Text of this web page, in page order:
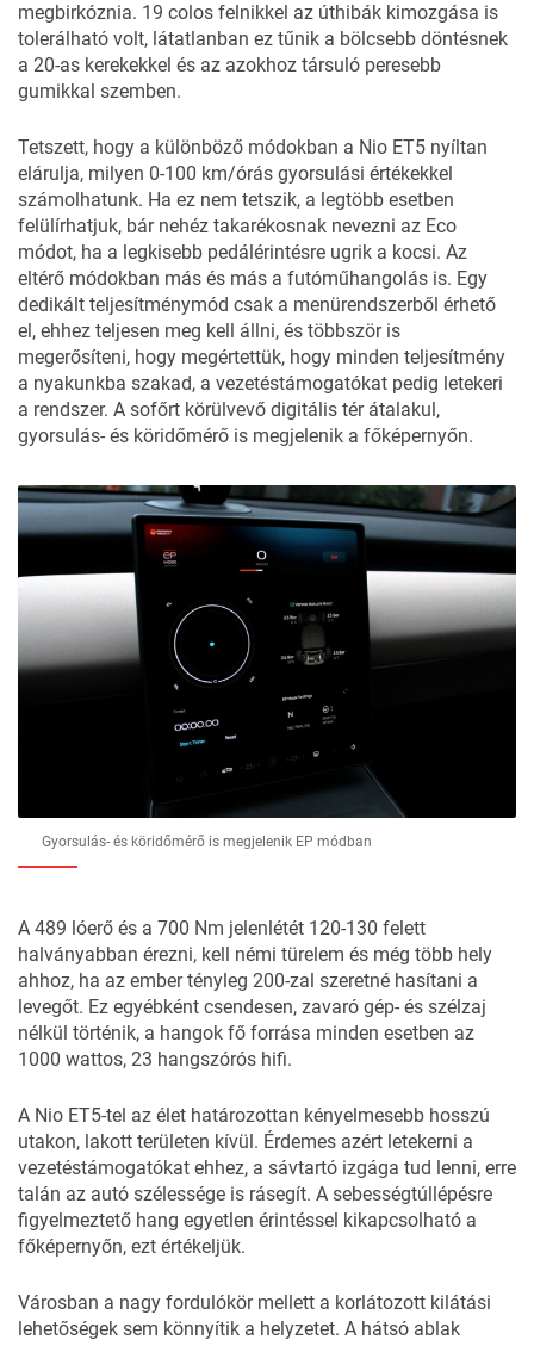
megbirkóznia. 19 colos felnikkel az úthibák kimozgása is
tolerálható volt, látatlanban ez tűnik a bölcsebb döntésnek
a 20-as kerekekkel és az azokhoz társuló peresebb
gumikkal szemben.
Tetszett, hogy a különböző módokban a Nio ET5 nyíltan
elárulja, milyen 0-100 km/órás gyorsulási értékekkel
számolhatunk. Ha ez nem tetszik, a legtöbb esetben
felülírhatjuk, bár nehéz takarékosnak nevezni az Eco
módot, ha a legkisebb pedálérintésre ugrik a kocsi. Az
eltérő módokban más és más a futóműhangolás is. Egy
dedikált teljesítménymód csak a menürendszerből érhető
el, ehhez teljesen meg kell állni, és többször is
megerősíteni, hogy megértettük, hogy minden teljesítmény
a nyakunkba szakad, a vezetéstámogatókat pedig letekeri
a rendszer. A sofőrt körülvevő digitális tér átalakul,
gyorsulás- és köridőmérő is megjelenik a főképernyőn.
Gyorsulás- és köridőmérő is megjelenik EP módban
A 489 lóerő és a 700 Nm jelenlétét 120-130 felett
halványabban érezni, kell némi türelem és még több hely
ahhoz, ha az ember tényleg 200-zal szeretné hasítani a
levegőt. Ez egyébként csendesen, zavaró gép- és szélzaj
nélkül történik, a hangok fő forrása minden esetben az
1000 wattos, 23 hangszórós hifi.
A Nio ET5-tel az élet határozottan kényelmesebb hosszú
utakon, lakott területen kívül. Érdemes azért letekerni a
vezetéstámogatókat ehhez, a sávtartó izgága tud lenni, erre
talán az autó szélessége is rásegít. A sebességtúllépésre
figyelmeztető hang egyetlen érintéssel kikapcsolható a
főképernyőn, ezt értékeljük.
Városban a nagy fordulókör mellett a korlátozott kilátási
lehetőségek sem könnyítik a helyzetet. A hátsó ablak